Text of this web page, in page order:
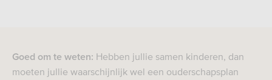
Goed om te weten: Hebben jullie samen kinderen, dan
moeten jullie waarschijnlijk wel een ouderschapsplan